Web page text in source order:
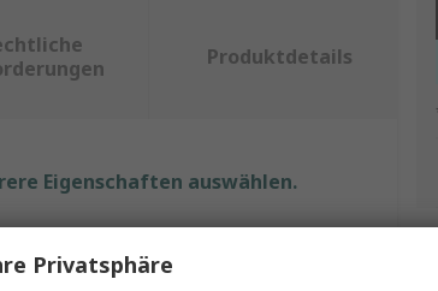
Produktdetails
Eigenschaften auswählen.
Privatsphäre